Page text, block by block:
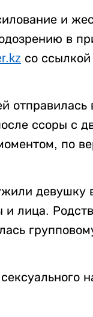
и
в
со ссылкой
отправилась
ссоры с
по
девушку
лица.